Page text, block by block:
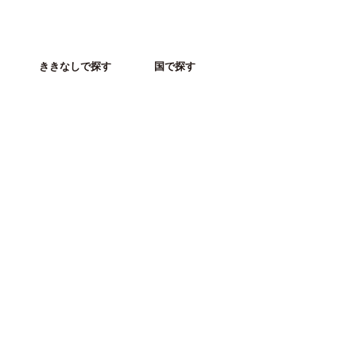
ききなしで探す 国で探す